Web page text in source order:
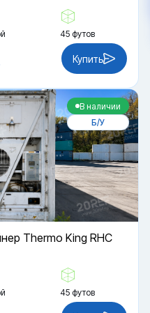
45 футов
Купить
В наличии
Б/У
Thermo King RHC
45 футов